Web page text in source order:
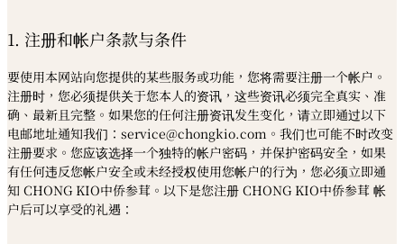
1. 注册和帐户条款与条件
要使用本网站向您提供的某些服务或功能，您将需要注册一个帐户。
注册时，您必须提供关于您本人的资讯，这些资讯必须完全真实、准
确、最新且完整。如果您的任何注册资讯发生变化，请立即通过以下
电邮地址通知我们：service@chongkio.com。我们也可能不时改变
注册要求。您应该选择一个独特的帐户密码，并保护密码安全，如果
有任何违反您帐户安全或未经授权使用您帐户的行为，您必须立即通
知 CHONG KIO中侨参茸。以下是您注册 CHONG KIO中侨参茸 帐
户后可以享受的礼遇：